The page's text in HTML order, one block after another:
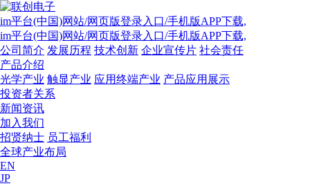
im平台(中国)网站/网页版登录入口/手机版APP下载,
im平台(中国)网站/网页版登录入口/手机版APP下载,
公司简介 发展历程 技术创新 企业宣传片 社会责任
产品介绍
光学产业 触显产业 应用终端产业 产品应用展示
投资者关系
新闻资讯
加入我们
招贤纳士 员工福利
全球产业布局
EN
JP